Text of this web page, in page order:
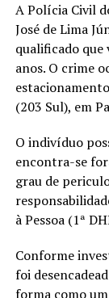
A Polícia Civil
José de Lima
qualificado que
anos. O crime
(203 Sul), em
O indivíduo
encontra-se
grau de
à Pessoa (1ª
Conforme
foi
forma como